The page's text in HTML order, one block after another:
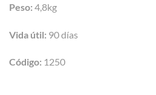
Peso: 4,8kg
Vida útil: 90 días
Código: 1250